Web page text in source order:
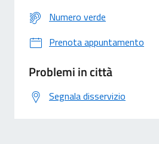
Numero verde
Prenota appuntamento
Problemi in città
Segnala disservizio